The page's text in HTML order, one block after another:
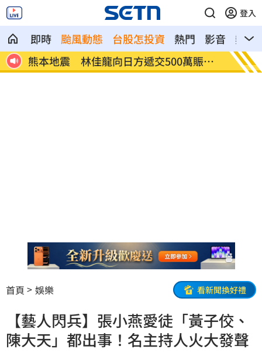
登入
即時 颱風動態 台股怎投資 熱門 影音
熱搜
新北小小學童消防夏令營 讓學童擬真體
驗
白海
動
首頁 娛樂 看新聞換好禮
【藝人閃兵】張小燕愛徒「黃子佼、
陳大天」都出事！名主持人火大發聲